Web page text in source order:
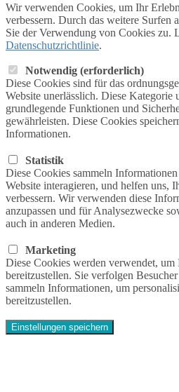
Wir verwenden Cookies, um Ihr
verbessern. Durch das weitere Surfen
Sie der Verwendung von Cookies zu.
Datenschutzrichtlinie.
Notwendig (erforderlich)
Diese Cookies sind für das
Website unerlässlich. Diese Kategorie
grundlegende Funktionen und
gewährleisten. Diese Cookies
Informationen.
Statistik
Diese Cookies sammeln
Website interagieren, und helfen uns,
verbessern. Wir verwenden diese
anzupassen und für Analysezwecke
auch in anderen Medien.
Marketing
Diese Cookies werden verwendet, um
bereitzustellen. Sie verfolgen
sammeln Informationen, um
bereitzustellen.
Einstellungen speichern